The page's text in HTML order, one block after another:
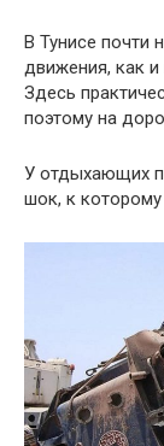
В Тунисе почти
движения, как и
Здесь
поэтому на
У отдыхающих
шок, к